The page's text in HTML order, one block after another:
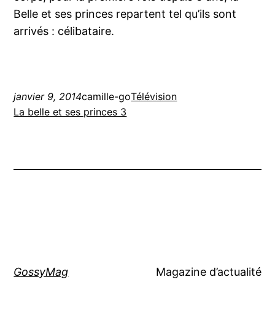
Belle et ses princes repartent tel qu’ils sont
arrivés : célibataire.
janvier 9, 2014camille-goTélévision
La belle et ses princes 3
GossyMag Magazine d’actualité